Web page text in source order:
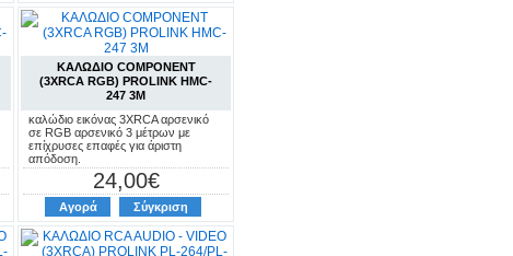
ΚΑΛΩΔΙΟ COMPONENT
(3XRCA RGB) PROLINK HMC-
247 3M
καλώδιο εικόνας 3XRCA αρσενικό
σε RGB αρσενικό 3 μέτρων με
επίχρυσες επαφές για άριστη
απόδοση.
24,00€
Αγορά Σύγκριση